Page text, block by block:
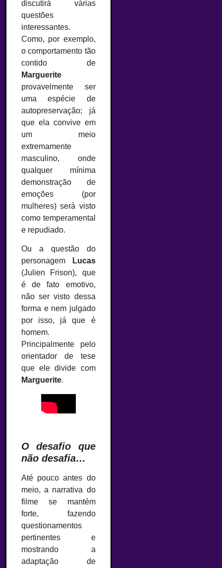
discutirá várias
questões
interessantes.
Como, por exemplo,
o comportamento tão
contido de
Marguerite
provavelmente ser
uma espécie de
autopreservação; já
que ela convive em
um meio
extremamente
masculino, onde
qualquer mínima
demonstração de
emoções (por
mulheres) será visto
como temperamental
e repudiado.
Ou a questão do
personagem
Lucas
(Julien Frison), que
é de fato emotivo,
não ser visto dessa
forma e nem julgado
por isso, já que é
homem.
Principalmente pelo
orientador de tese
que ele divide com
Marguerite.
O desafio que
não desafia…
Até pouco antes do
meio, a narrativa do
filme se mantém
forte, fazendo
questionamentos
pertinentes e
mostrando a
adaptação de